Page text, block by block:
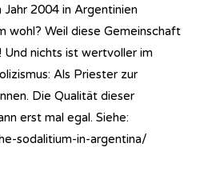
Jahr 2004 in Argentinien
wohl? Weil diese Gemeinschaft
nichts ist wertvoller im
Als Priester zur
Die Qualität dieser
erst mal egal. Siehe:
sodalitium-in-argentina/